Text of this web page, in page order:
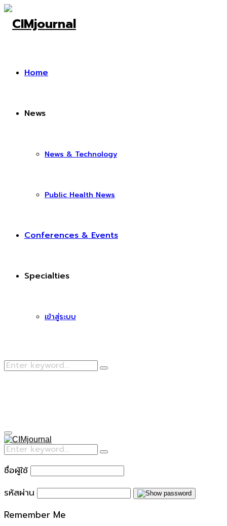
Home
News
News & Technology
Public Health News
Conferences & Events
Specialties
เข้าสู่ระบบ
Search
Search
Primary
Menu
Search
for:
Search
ชื่อผู้ใช้
รหัสผ่าน
Remember Me